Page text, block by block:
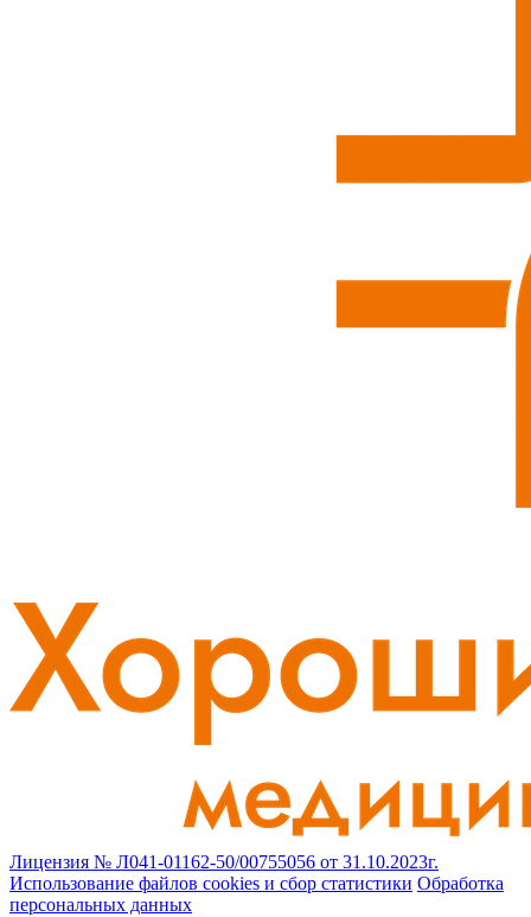
Лицензия № Л041-01162-50/00755056 от 31.10.2023г.
Использование файлов cookies и сбор статистики Обработка
персональных данных